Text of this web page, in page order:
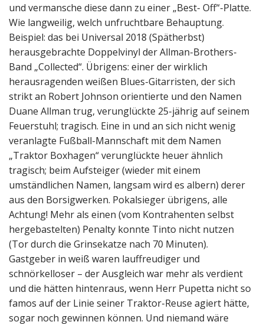
und vermansche diese dann zu einer „Best- Off“-Platte.
Wie langweilig, welch unfruchtbare Behauptung.
Beispiel: das bei Universal 2018 (Spätherbst)
herausgebrachte Doppelvinyl der Allman-Brothers-
Band „Collected“. Übrigens: einer der wirklich
herausragenden weißen Blues-Gitarristen, der sich
strikt an Robert Johnson orientierte und den Namen
Duane Allman trug, verunglückte 25-jährig auf seinem
Feuerstuhl; tragisch. Eine in und an sich nicht wenig
veranlagte Fußball-Mannschaft mit dem Namen
„Traktor Boxhagen“ verunglückte heuer ähnlich
tragisch; beim Aufsteiger (wieder mit einem
umständlichen Namen, langsam wird es albern) derer
aus den Borsigwerken. Pokalsieger übrigens, alle
Achtung! Mehr als einen (vom Kontrahenten selbst
hergebastelten) Penalty konnte Tinto nicht nutzen
(Tor durch die Grinsekatze nach 70 Minuten).
Gastgeber in weiß waren lauffreudiger und
schnörkelloser – der Ausgleich war mehr als verdient
und die hätten hintenraus, wenn Herr Pupetta nicht so
famos auf der Linie seiner Traktor-Reuse agiert hätte,
sogar noch gewinnen können. Und niemand wäre